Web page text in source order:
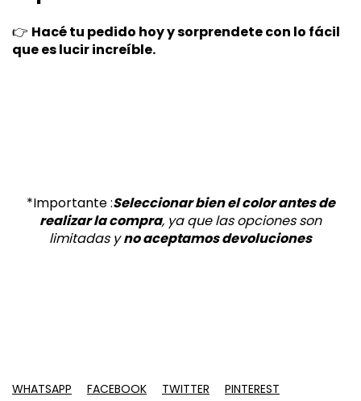
👉 Hacé tu pedido hoy y sorprendete con lo fácil
que es lucir increíble.
*Importante :Seleccionar bien el color antes de
realizar la compra, ya que lasopciones son
limitadas yno aceptamos devoluciones
WHATSAPP FACEBOOK TWITTER PINTEREST